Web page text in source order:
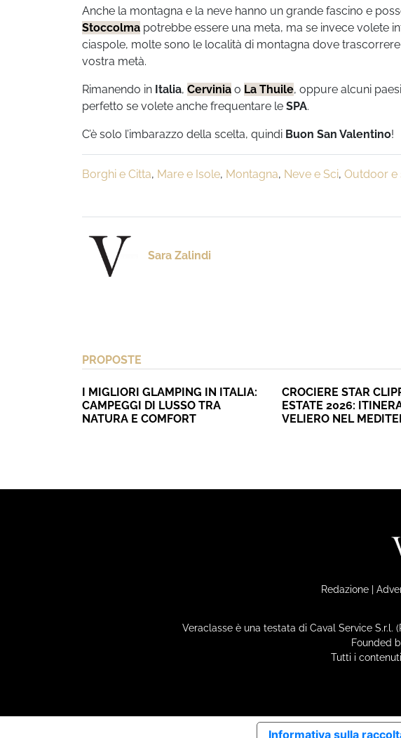
Anche la montagna e la neve hanno un grande fascino e
Stoccolma potrebbe essere una meta, ma se invece volete
ciaspole, molte sono le località di montagna dove
vostra metà.
Rimanendo in Italia, Cervinia o La Thuile, oppure alcuni
perfetto se volete anche frequentare le SPA.
C’è solo l’imbarazzo della scelta, quindi Buon San Valentino!
Borghi e Citta, Mare e Isole, Montagna, Neve e Sci, Outdoor e
Sara Zalindi
PROPOSTE
I MIGLIORI GLAMPING IN ITALIA:
CAMPEGGI DI LUSSO TRA
NATURA E COMFORT
CROCIERE STAR
ESTATE 2026:
VELIERO NEL
Redazione|
Veraclasse è una testata di Caval Service S.r.l.
Founded
Tutti i
Informativa sulla